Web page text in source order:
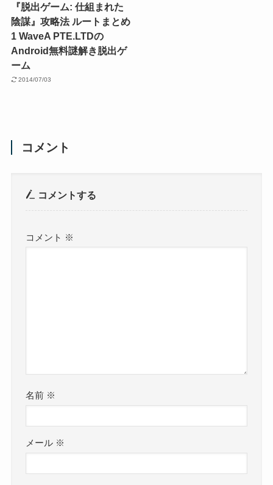
『脱出ゲーム: 仕組まれた
陰謀』攻略法 ルートまとめ
1 WaveA PTE.LTDの
Android無料謎解き脱出ゲ
ーム
2014/07/03
コメント
コメントする
コメント ※
名前 ※
メール ※